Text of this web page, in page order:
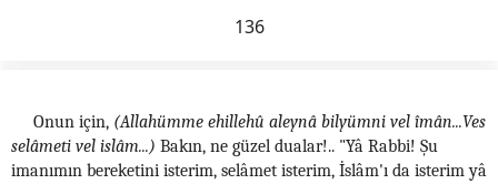
136
Onun için, (Allahümme ehillehû aleynâ bilyümni vel îmân...Ves
selâmeti vel islâm...) Bakın, ne güzel dualar!.. "Yâ Rabbi! Şu
imanımın bereketini isterim, selâmet isterim, İslâm'ı da isterim yâ